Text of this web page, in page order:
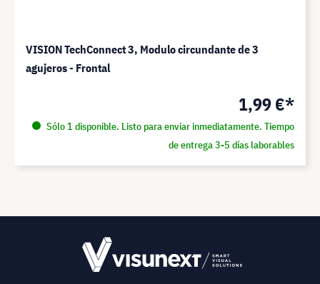
VISION TechConnect 3, Modulo circundante de 3
agujeros - Frontal
1,99 €*
Sólo 1 disponible. Listo para enviar inmediatamente. Tiempo
de entrega 3-5 días laborables